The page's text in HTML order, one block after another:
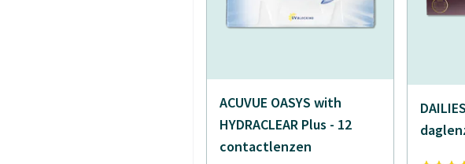
ACUVUE OASYS with
HYDRACLEAR Plus - 12
contactlenzen